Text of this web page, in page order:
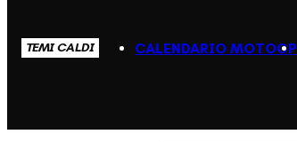
TEMI CALDI CALENDARIO MOTOGP